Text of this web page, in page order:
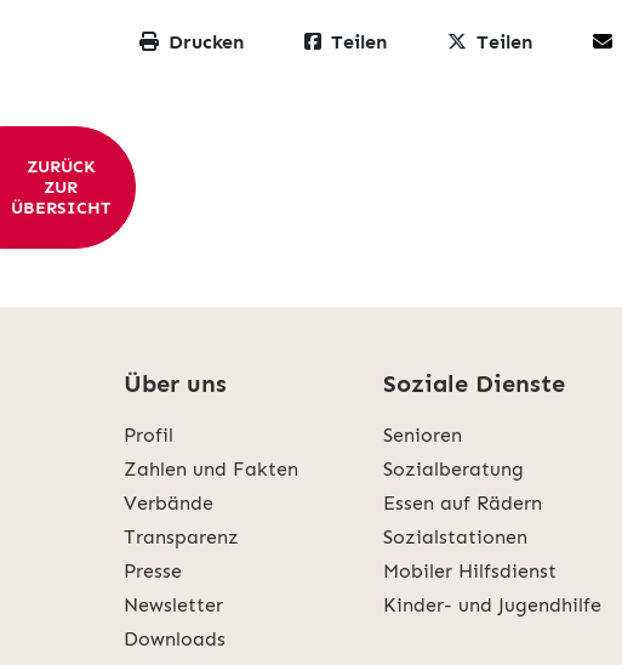
Drucken Teilen Teilen
ZURÜCK
ZUR
ÜBERSICHT
Über uns
Profil
Zahlen und Fakten
Verbände
Transparenz
Presse
Newsletter
Downloads
Soziale Dienste
Senioren
Sozialberatung
Essen auf Rädern
Sozialstationen
Mobiler Hilfsdienst
Kinder- und Jugendhilfe